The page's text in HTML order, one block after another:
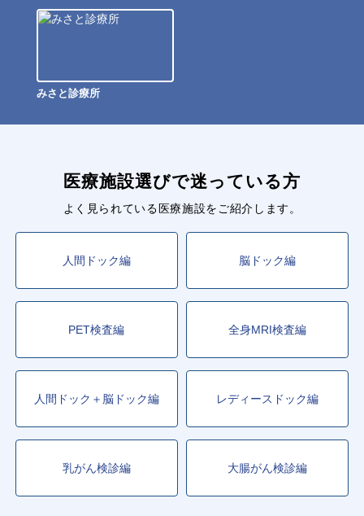
みさと診療所
医療施設選びで迷っている方
よく見られている医療施設をご紹介します。
人間ドック編 脳ドック編
PET検査編 全身MRI検査編
人間ドック＋脳ドック編 レディースドック編
乳がん検診編 大腸がん検診編